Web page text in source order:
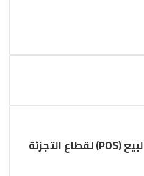
زوهو تطلق حل نقاط البيع (POS) لقطاع التجزئة